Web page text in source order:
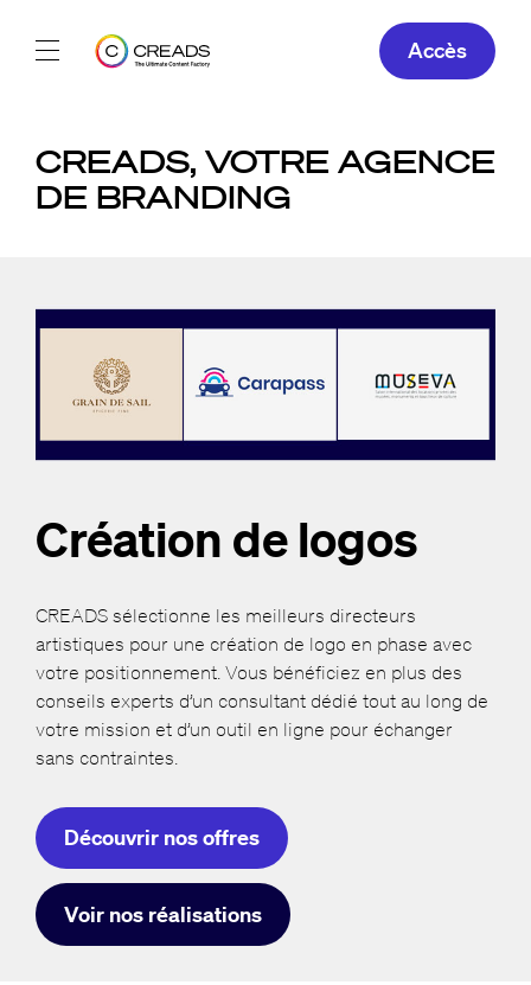
Offres
Guide
FR
Accès
CREADS, VOTRE AGENCE
DE BRANDING
Création de logos
CREADS sélectionne les meilleurs directeurs
artistiques pour une création de logo en phase avec
votre positionnement. Vous bénéficiez en plus des
conseils experts d’un consultant dédié tout au long de
votre mission et d’un outil en ligne pour échanger
sans contraintes.
Découvrir nos offres
Voir nos réalisations